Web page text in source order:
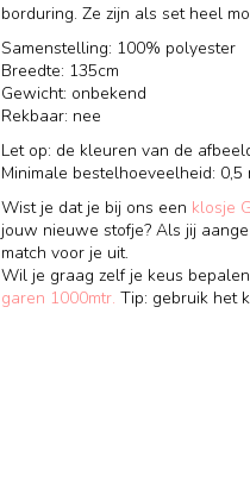
borduring. Ze zijn als set heel
Samenstelling: 100% polyester
Breedte: 135cm
Gewicht: onbekend
Rekbaar: nee
Let op: de kleuren van de
Minimale bestelhoeveelheid: 0,5
Wist je dat je bij ons een klosje
jouw nieuwe stofje? Als jij
match voor je uit.
Wil je graag zelf je keus
garen 1000mtr. Tip: gebruik het